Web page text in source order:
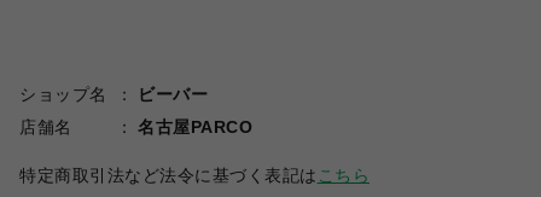
ショップ名
ビーバー
店舗名
名古屋PARCO
特定商取引法など法令に基づく表記は こちら